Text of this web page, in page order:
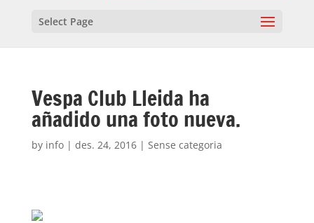
Select Page
Vespa Club Lleida ha
añadido una foto nueva.
by info| des. 24, 2016| Sense categoria